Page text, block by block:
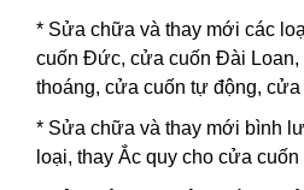
* Sửa chữa và thay mới các
cuốn Đức, cửa cuốn Đài Loan,
thoáng, cửa cuốn tự động,
* Sửa chữa và thay mới bình
loại, thay Ắc quy cho cửa